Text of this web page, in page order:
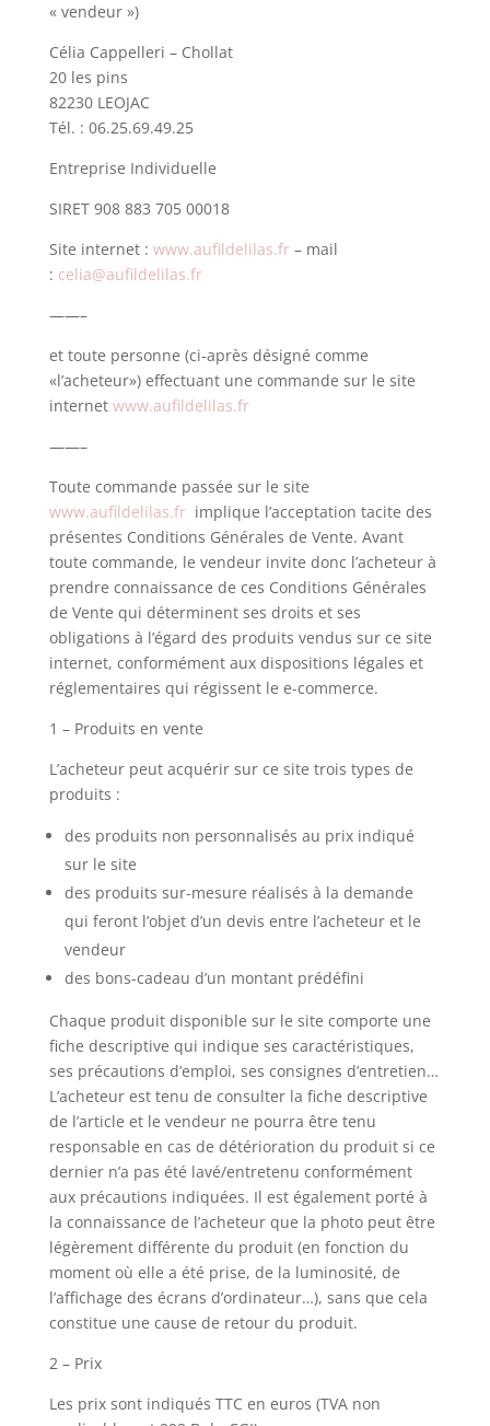
« vendeur »)
Célia Cappelleri – Chollat
20 les pins
82230 LEOJAC
Tél. : 06.25.69.49.25
Entreprise Individuelle
SIRET 908 883 705 00018
Site internet : www.aufildelilas.fr– mail
: celia@aufildelilas.fr
——–
et toute personne (ci-après désigné comme
«l’acheteur») effectuant une commande sur le site
internet www.aufildelilas.fr
——–
Toute commande passée sur le site
www.aufildelilas.frimplique l’acceptation tacite des
présentes Conditions Générales de Vente. Avant
toute commande, le vendeur invite donc l’acheteur à
prendre connaissance de ces Conditions Générales
de Vente qui déterminent ses droits et ses
obligations à l’égard des produits vendus sur ce site
internet, conformément aux dispositions légales et
réglementaires qui régissent le e-commerce.
1 – Produits en vente
L’acheteur peut acquérir sur ce site trois types de
produits :
des produits non personnalisés au prix indiqué
sur le site
des produits sur-mesure réalisés à la demande
qui feront l’objet d’un devis entre l’acheteur et le
vendeur
des bons-cadeau d’un montant prédéfini
Chaque produit disponible sur le site comporte une
fiche descriptive qui indique ses caractéristiques,
ses précautions d’emploi, ses consignes d’entretien…
L’acheteur est tenu de consulter la fiche descriptive
de l’article et le vendeur ne pourra être tenu
responsable en cas de détérioration du produit si ce
dernier n’a pas été lavé/entretenu conformément
aux précautions indiquées. Il est également porté à
la connaissance de l’acheteur que la photo peut être
légèrement différente du produit (en fonction du
moment où elle a été prise, de la luminosité, de
l’affichage des écrans d’ordinateur…), sans que cela
constitue une cause de retour du produit.
2 – Prix
Les prix sont indiqués TTC en euros (TVA non